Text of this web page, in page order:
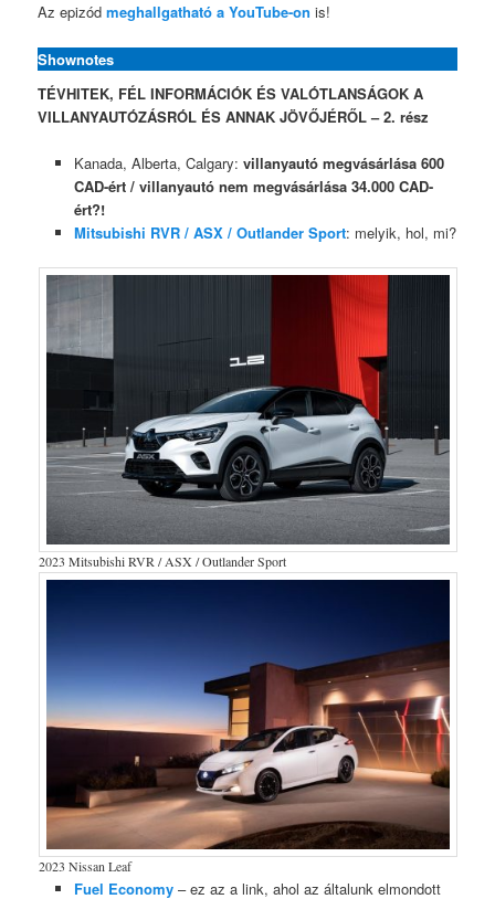
Az epizódmeghallgatható a YouTube-on is!
Shownotes
TÉVHITEK, FÉL INFORMÁCIÓK ÉS VALÓTLANSÁGOK A
VILLANYAUTÓZÁSRÓL ÉS ANNAK JÖVŐJÉRŐL – 2. rész
Kanada, Alberta, Calgary: villanyautó megvásárlása 600
CAD-ért / villanyautó nem megvásárlása 34.000 CAD-
ért?!
Mitsubishi RVR / ASX / Outlander Sport: melyik, hol, mi?
2023 Mitsubishi RVR / ASX / Outlander Sport
2023 Nissan Leaf
Fuel Economy– ez az a link, ahol az általunk elmondott